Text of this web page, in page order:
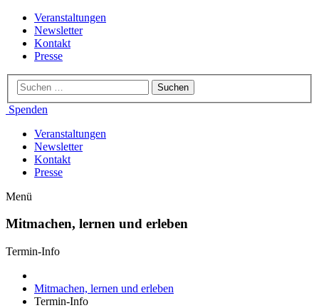
Veranstaltungen
Newsletter
Kontakt
Presse
Spenden
Veranstaltungen
Newsletter
Kontakt
Presse
Menü
Mitmachen, lernen und erleben
Termin-Info
Mitmachen, lernen und erleben
Termin-Info